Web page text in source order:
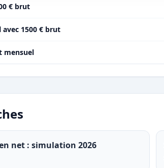
€ brut
1500 € brut
mensuel
net : simulation 2026